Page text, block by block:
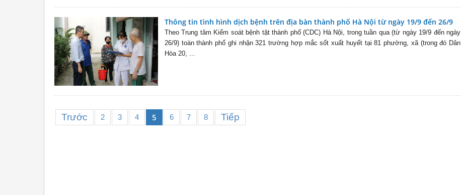
Thông tin tình hình dịch bệnh trên địa bàn thành phố Hà Nội từ ngày 19/9 đến 26/9
Theo Trung tâm Kiểm soát bệnh tật thành phố (CDC) Hà Nội, trong tuần qua (từ ngày 19/9 đến ngày
26/9) toàn thành phố ghi nhận 321 trường hợp mắc sốt xuất huyết tại 81 phường, xã (trong đó Dân
Hòa 20, ...
Trước 2 3 4 5 6 7 8 Tiếp